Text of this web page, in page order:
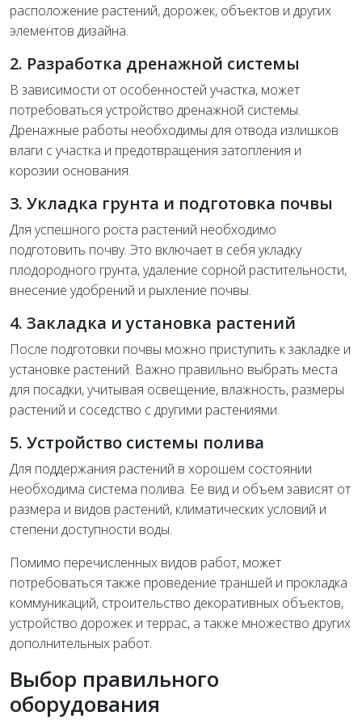
расположение растений, дорожек, объектов и других
элементов дизайна.
2. Разработка дренажной системы
В зависимости от особенностей участка, может
потребоваться устройство дренажной системы.
Дренажные работы необходимы для отвода излишков
влаги с участка и предотвращения затопления и
корозии основания.
3. Укладка грунта и подготовка почвы
Для успешного роста растений необходимо
подготовить почву. Это включает в себя укладку
плодородного грунта, удаление сорной растительности,
внесение удобрений и рыхление почвы.
4. Закладка и установка растений
После подготовки почвы можно приступить к закладке и
установке растений. Важно правильно выбрать места
для посадки, учитывая освещение, влажность, размеры
растений и соседство с другими растениями.
5. Устройство системы полива
Для поддержания растений в хорошем состоянии
необходима система полива. Ее вид и объем зависят от
размера и видов растений, климатических условий и
степени доступности воды.
Помимо перечисленных видов работ, может
потребоваться также проведение траншей и прокладка
коммуникаций, строительство декоративных объектов,
устройство дорожек и террас, а также множество других
дополнительных работ.
Выбор правильного
оборудования